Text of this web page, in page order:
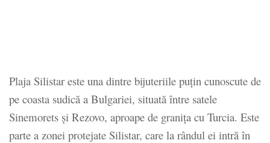
Plaja Silistar este una dintre bijuteriile puțin cunoscute de
pe coasta sudică a Bulgariei, situată între satele
Sinemorets și Rezovo, aproape de granița cu Turcia. Este
parte a zonei protejate Silistar, care la rândul ei intră în